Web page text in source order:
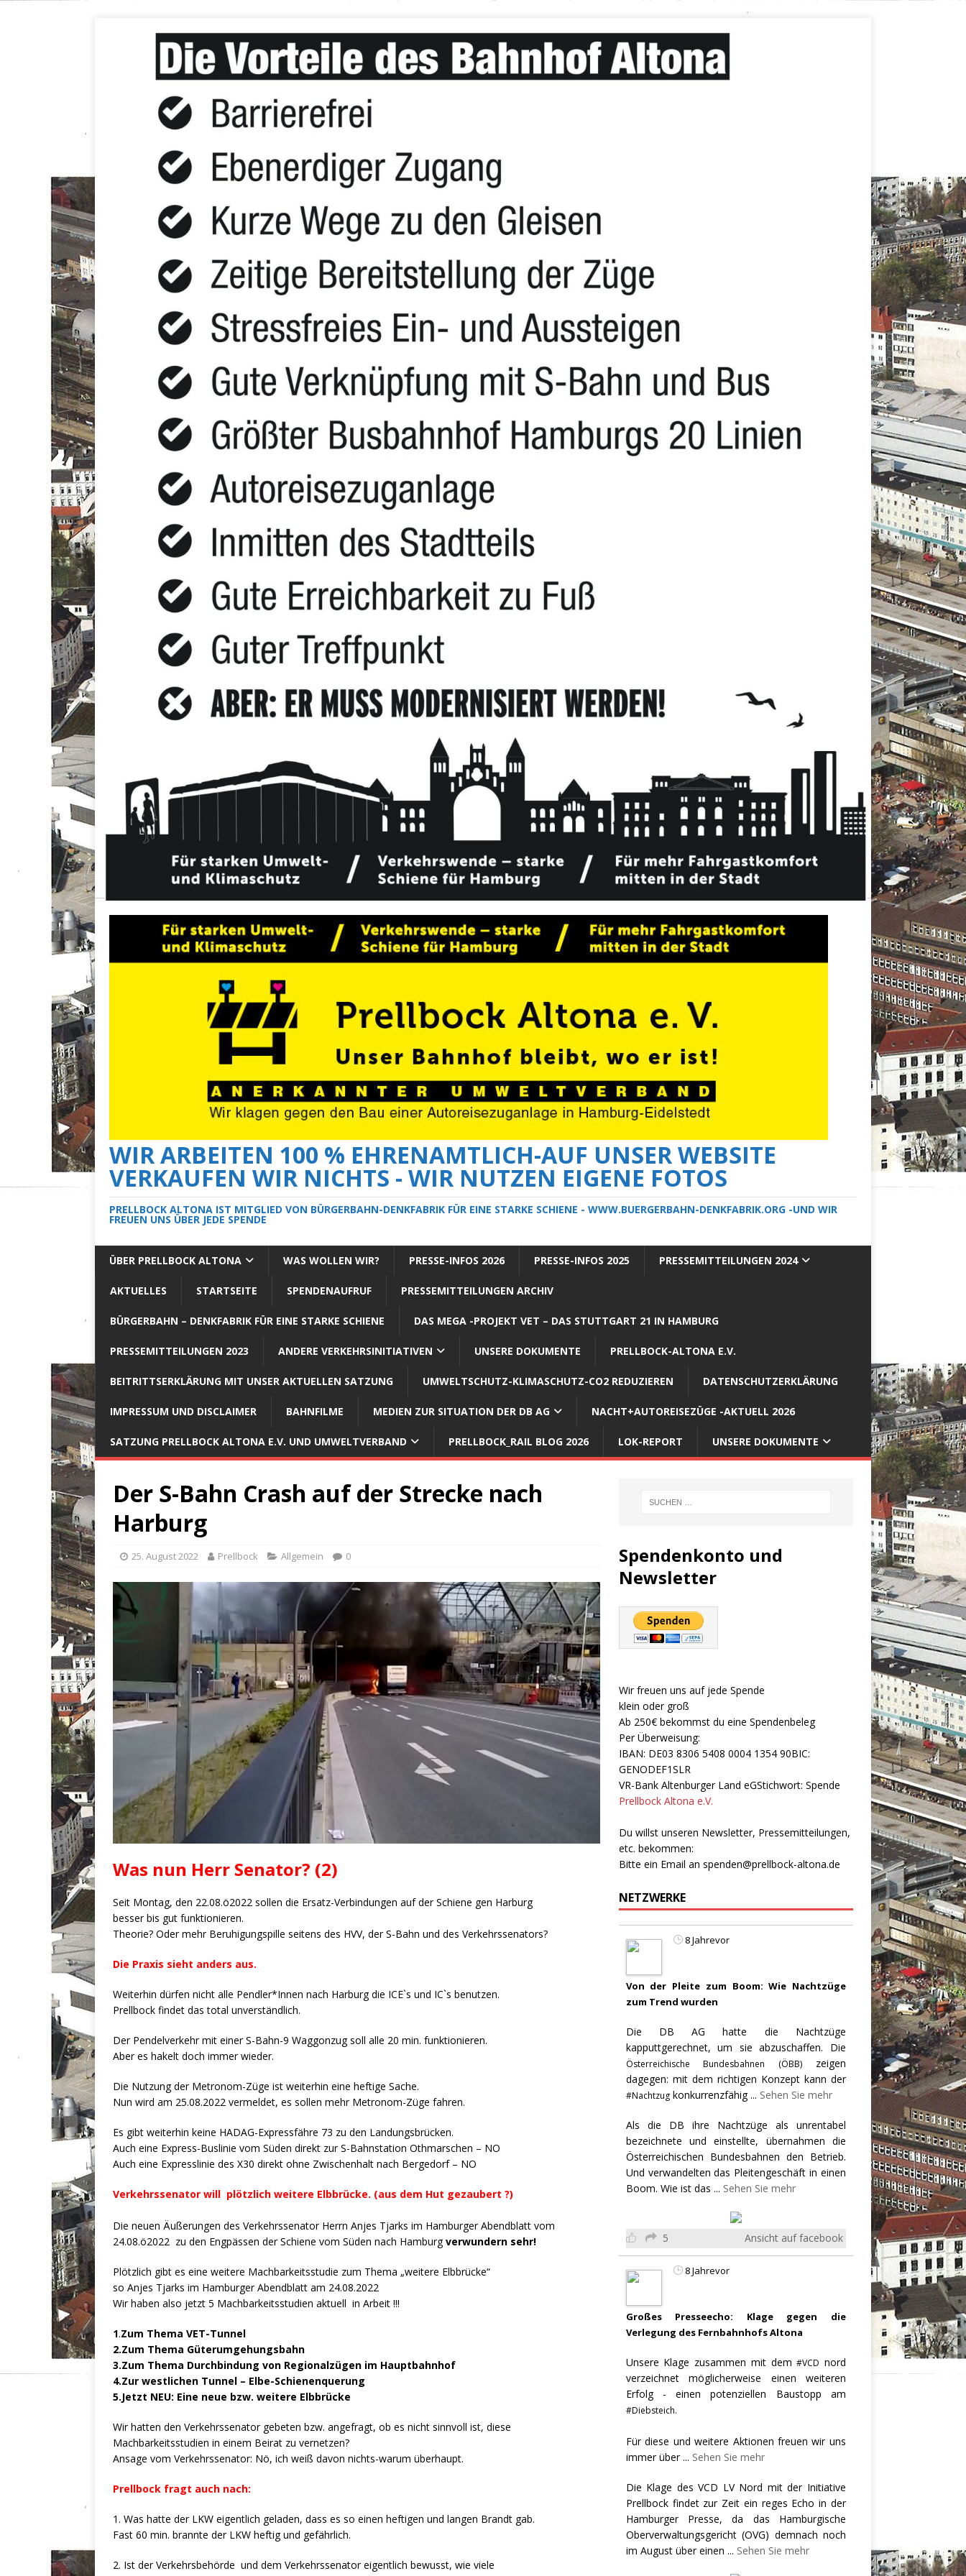
WIR ARBEITEN 100 % EHRENAMTLICH-AUF UNSER WEBSITE
VERKAUFEN WIR NICHTS - WIR NUTZEN EIGENE FOTOS
PRELLBOCK ALTONA IST MITGLIED VON BÜRGERBAHN-DENKFABRIK FÜR EINE STARKE SCHIENE - WWW.BUERGERBAHN-DENKFABRIK.ORG -UND WIR
FREUEN UNS ÜBER JEDE SPENDE
ÜBER PRELLBOCK ALTONA WAS WOLLEN WIR? PRESSE-INFOS 2026 PRESSE-INFOS 2025 PRESSEMITTEILUNGEN 2024
AKTUELLES STARTSEITE SPENDENAUFRUF PRESSEMITTEILUNGEN ARCHIV
BÜRGERBAHN – DENKFABRIK FÜR EINE STARKE SCHIENE DAS MEGA -PROJEKT VET – DAS STUTTGART 21 IN HAMBURG
PRESSEMITTEILUNGEN 2023 ANDERE VERKEHRSINITIATIVEN UNSERE DOKUMENTE PRELLBOCK-ALTONA E.V.
BEITRITTSERKLÄRUNG MIT UNSER AKTUELLEN SATZUNG UMWELTSCHUTZ-KLIMASCHUTZ-CO2 REDUZIEREN DATENSCHUTZERKLÄRUNG
IMPRESSUM UND DISCLAIMER BAHNFILME MEDIEN ZUR SITUATION DER DB AG NACHT+AUTOREISEZÜGE -AKTUELL 2026
SATZUNG PRELLBOCK ALTONA E.V. UND UMWELTVERBAND PRELLBOCK_RAIL BLOG 2026 LOK-REPORT UNSERE DOKUMENTE
Der S-Bahn Crash auf der Strecke nach
Harburg
25. August 2022 Prellbock Allgemein 0
Was nun Herr Senator? (2)
Seit Montag, den 22.08.ö2022 sollen die Ersatz-Verbindungen auf der Schiene gen Harburg
besser bis gut funktionieren.
Theorie? Oder mehr Beruhigungspille seitens des HVV, der S-Bahn und des Verkehrssenators?
Die Praxis sieht anders aus.
Weiterhin dürfen nicht alle Pendler*Innen nach Harburg die ICE`s und IC`s benutzen.
Prellbock findet das total unverständlich.
Der Pendelverkehr mit einer S-Bahn-9 Waggonzug soll alle 20 min. funktionieren.
Aber es hakelt doch immer wieder.
Die Nutzung der Metronom-Züge ist weiterhin eine heftige Sache.
Nun wird am 25.08.2022 vermeldet, es sollen mehr Metronom-Züge fahren.
Es gibt weiterhin keine HADAG-Expressfähre 73 zu den Landungsbrücken.
Auch eine Express-Buslinie vom Süden direkt zur S-Bahnstation Othmarschen – NO
Auch eine Expresslinie des X30 direkt ohne Zwischenhalt nach Bergedorf – NO
Verkehrssenator will plötzlich weitere Elbbrücke. (aus dem Hut gezaubert ?)
Die neuen Äußerungen des Verkehrssenator Herrn Anjes Tjarks im Hamburger Abendblatt vom
24.08.ö2022 zu den Engpässen der Schiene vom Süden nach Hamburgverwundern sehr!
Plötzlich gibt es eine weitere Machbarkeitsstudie zum Thema „weitere Elbbrücke“
so Anjes Tjarks im Hamburger Abendblatt am 24.08.2022
Wir haben also jetzt 5 Machbarkeitsstudien aktuell in Arbeit !!!
1.Zum Thema VET-Tunnel
2.Zum Thema Güterumgehungsbahn
3.Zum Thema Durchbindung von Regionalzügen im Hauptbahnhof
4.Zur westlichen Tunnel – Elbe-Schienenquerung
5.Jetzt NEU: Eine neue bzw. weitere Elbbrücke
Wir hatten den Verkehrssenator gebeten bzw. angefragt, ob es nicht sinnvoll ist, diese
Machbarkeitsstudien in einem Beirat zu vernetzen?
Ansage vom Verkehrssenator: Nö, ich weiß davon nichts-warum überhaupt.
Prellbock fragt auch nach:
1. Was hatte der LKW eigentlich geladen, dass es so einen heftigen und langen Brandt gab.
Fast 60 min. brannte der LKW heftig und gefährlich.
2. Ist der Verkehrsbehörde und dem Verkehrssenator eigentlich bewusst, wie viele
Spendenkonto und
Newsletter
Wir freuen uns auf jede Spende
klein oder groß
Ab 250€ bekommst du eine Spendenbeleg
Per Überweisung:
IBAN: DE03 8306 5408 0004 1354 90BIC:
GENODEF1SLR
VR-Bank Altenburger Land eGStichwort: Spende
Prellbock Altona e.V.
Du willst unseren Newsletter, Pressemitteilungen,
etc. bekommen:
Bitte ein Email an spenden@prellbock-altona.de
NETZWERKE
8 Jahrevor
Von der Pleite zum Boom: Wie Nachtzüge
zum Trend wurden
Die DB AG hatte die Nachtzüge
kapputtgerechnet, um sie abzuschaffen. Die
Österreichische Bundesbahnen (ÖBB)zeigen
dagegen: mit dem richtigen Konzept kann der
#Nachtzugkonkurrenzfähig... Sehen Sie mehr
Als die DB ihre Nachtzüge als unrentabel
bezeichnete und einstellte, übernahmen die
Österreichischen Bundesbahnen den Betrieb.
Und verwandelten das Pleitengeschäft in einen
Boom. Wie ist das ... Sehen Sie mehr
5 Ansicht auf facebook
8 Jahrevor
Großes Presseecho: Klage gegen die
Verlegung des Fernbahnhofs Altona
Unsere Klage zusammen mit dem#VCD nord
verzeichnet möglicherweise einen weiteren
Erfolg - einen potenziellen Baustopp am
#Diebsteich.
Für diese und weitere Aktionen freuen wir uns
immer über... Sehen Sie mehr
Die Klage des VCD LV Nord mit der Initiative
Prellbock findet zur Zeit ein reges Echo in der
Hamburger Presse, da das Hamburgische
Oberverwaltungsgericht (OVG) demnach noch
im August über einen ... Sehen Sie mehr